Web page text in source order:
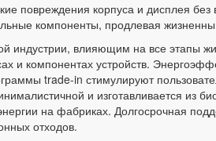
повреждения корпуса и дисплея без
компоненты, продлевая
индустрии, влияющим на все этапы
и компонентах устройств.
trade-in стимулируют
и изготавливается из
на фабриках. Долгосрочная
отходов.